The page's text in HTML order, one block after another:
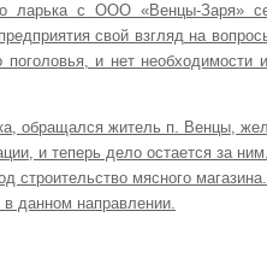
ларька с ООО «Венцы-Заря»
свой взгляд на
поголовья, и нет
обращался житель п. Венцы,
и теперь дело остается за
строительство мясного
данном направлении.